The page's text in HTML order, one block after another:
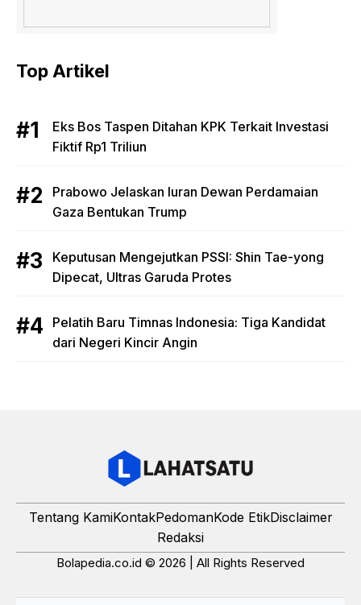
Top Artikel
Eks Bos Taspen Ditahan KPK Terkait Investasi
Fiktif Rp1 Triliun
Prabowo Jelaskan Iuran Dewan Perdamaian
Gaza Bentukan Trump
Keputusan Mengejutkan PSSI: Shin Tae-yong
Dipecat, Ultras Garuda Protes
Pelatih Baru Timnas Indonesia: Tiga Kandidat
dari Negeri Kincir Angin
Tentang KamiKontakPedomanKode EtikDisclaimer
Redaksi
Bolapedia.co.id © 2026 | All Rights Reserved